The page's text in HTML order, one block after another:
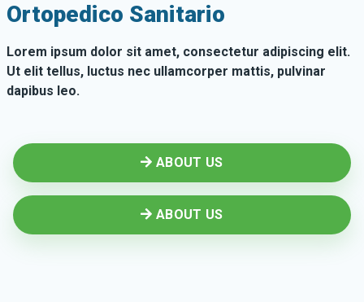
Ortopedico Sanitario
Lorem ipsum dolor sit amet, consectetur adipiscing elit.
Ut elit tellus, luctus nec ullamcorper mattis, pulvinar
dapibus leo.
ABOUT US
ABOUT US